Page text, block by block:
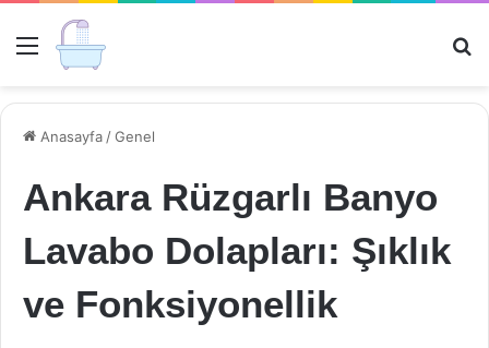
Menü
Anasayfa /Genel
Ankara Rüzgarlı Banyo
Lavabo Dolapları: Şıklık
ve Fonksiyonellik